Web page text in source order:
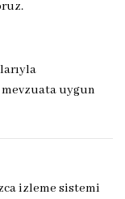
uygun
izleme sistemi